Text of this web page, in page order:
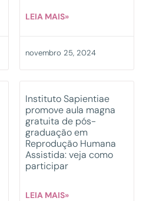
LEIA MAIS»
novembro 25, 2024
Instituto Sapientiae
promove aula magna
gratuita de pós-
graduação em
Reprodução Humana
Assistida: veja como
participar
LEIA MAIS»